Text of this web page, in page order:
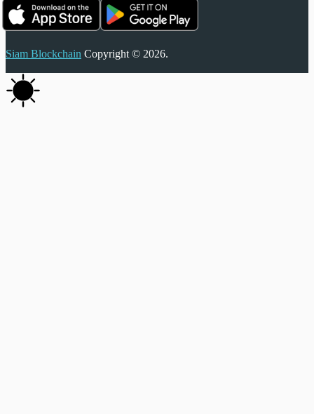
Siam Blockchain Copyright © 2026.